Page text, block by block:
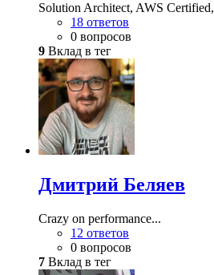
Solution Architect, AWS
18 ответов
0 вопросов
9 Вклад в тег
Дмитрий Беляев
Crazy on performance...
12 ответов
0 вопросов
7 Вклад в тег